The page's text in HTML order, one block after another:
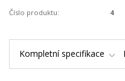
Číslo produktu: 4
Kompletní specifikace